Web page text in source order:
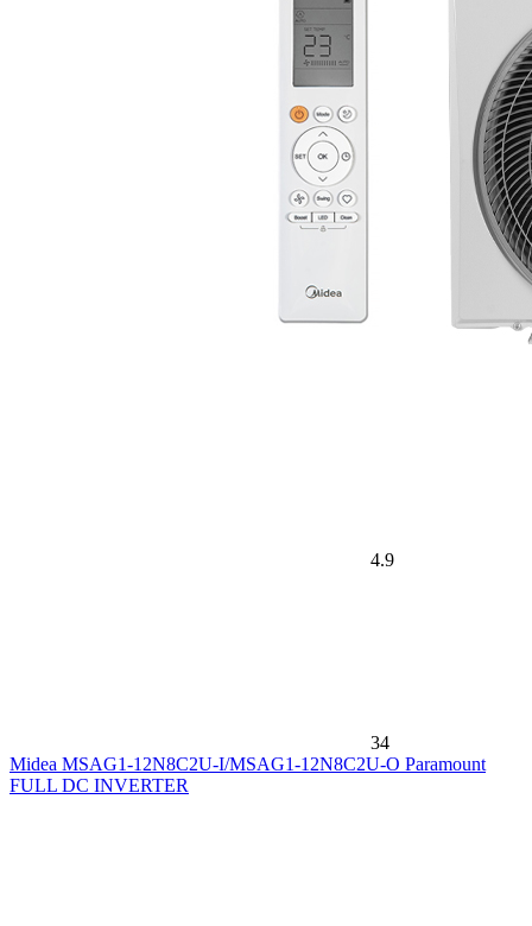
4.9
34
Midea MSAG1-12N8C2U-I/MSAG1-12N8C2U-O Paramount
FULL DC INVERTER